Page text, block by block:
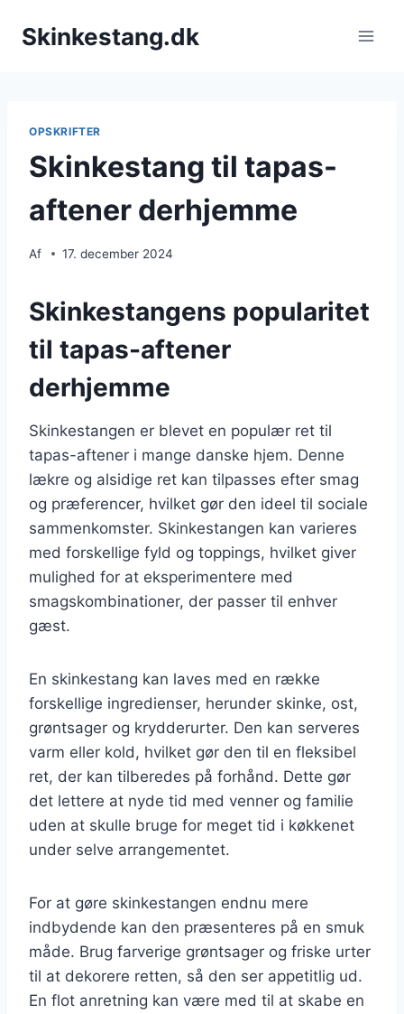
Skinkestang.dk
OPSKRIFTER
Skinkestang til tapas-
aftener derhjemme
Af 17. december 2024
Skinkestangens popularitet
til tapas-aftener
derhjemme
Skinkestangen er blevet en populær ret til
tapas-aftener i mange danske hjem. Denne
lækre og alsidige ret kan tilpasses efter smag
og præferencer, hvilket gør den ideel til sociale
sammenkomster. Skinkestangen kan varieres
med forskellige fyld og toppings, hvilket giver
mulighed for at eksperimentere med
smagskombinationer, der passer til enhver
gæst.
En skinkestang kan laves med en række
forskellige ingredienser, herunder skinke, ost,
grøntsager og krydderurter. Den kan serveres
varm eller kold, hvilket gør den til en fleksibel
ret, der kan tilberedes på forhånd. Dette gør
det lettere at nyde tid med venner og familie
uden at skulle bruge for meget tid i køkkenet
under selve arrangementet.
For at gøre skinkestangen endnu mere
indbydende kan den præsenteres på en smuk
måde. Brug farverige grøntsager og friske urter
til at dekorere retten, så den ser appetitlig ud.
En flot anretning kan være med til at skabe en